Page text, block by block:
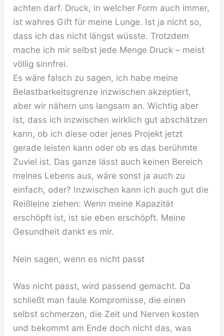
achten darf. Druck, in welcher Form auch immer,
ist wahres Gift für meine Lunge. Ist ja nicht so,
dass ich das nicht längst wüsste. Trotzdem
mache ich mir selbst jede Menge Druck – meist
völlig sinnfrei.
Es wäre falsch zu sagen, ich habe meine
Belastbarkeitsgrenze inzwischen akzeptiert,
aber wir nähern uns langsam an. Wichtig aber
ist, dass ich inzwischen wirklich gut abschätzen
kann, ob ich diese oder jenes Projekt jetzt
gerade leisten kann oder ob es das berühmte
Zuviel ist. Das ganze lässt auch keinen Bereich
meines Lebens aus, wäre sonst ja auch zu
einfach, oder? Inzwischen kann ich auch gut die
Reißleine ziehen: Wenn meine Kapazität
erschöpft ist, ist sie eben erschöpft. Meine
Gesundheit dankt es mir.
Nein sagen, wenn es nicht passt
Was nicht passt, wird passend gemacht. Da
schließt man faule Kompromisse, die einen
selbst schmerzen, die Zeit und Nerven kosten
und bekommt am Ende doch nicht das, was